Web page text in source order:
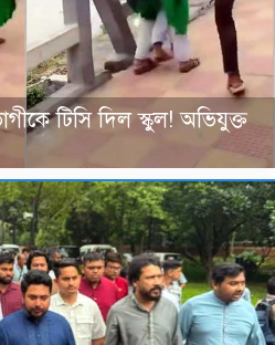
টিসি দিল স্কুল! অভিযুক্ত